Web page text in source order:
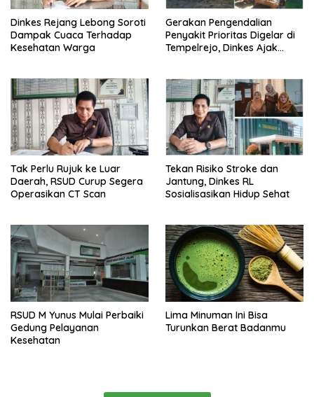
Dinkes Rejang Lebong Soroti
Dampak Cuaca Terhadap
Kesehatan Warga
Gerakan Pengendalian
Penyakit Prioritas Digelar di
Tempelrejo, Dinkes Ajak
Tak Perlu Rujuk ke Luar
Daerah, RSUD Curup Segera
Operasikan CT Scan
Tekan Risiko Stroke dan
Jantung, Dinkes RL
Sosialisasikan Hidup Sehat
RSUD M Yunus Mulai Perbaiki
Gedung Pelayanan
Kesehatan
Lima Minuman Ini Bisa
Turunkan Berat Badanmu